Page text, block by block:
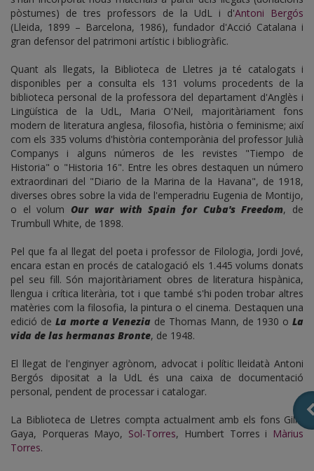
pòstumes) de tres professors de la UdL i d'Antoni Bergós
(Lleida, 1899 – Barcelona, 1986), fundador d'Acció Catalana i
gran defensor del patrimoni artístic i bibliogràfic.
Quant als llegats, la Biblioteca de Lletres ja té catalogats i
disponibles per a consulta els 131 volums procedents de la
biblioteca personal de la professora del departament d'Anglès i
Lingüística de la UdL, Maria O'Neil, majoritàriament fons
modern de literatura anglesa, filosofia, història o feminisme; així
com els 335 volums d'història contemporània del professor Julià
Companys i alguns números de les revistes "Tiempo de
Historia" o "Historia 16". Entre les obres destaquen un número
extraordinari del "Diario de la Marina de la Havana", de 1918,
diverses obres sobre la vida de l'emperadriu Eugenia de Montijo,
o el volum Our war with Spain for Cuba's Freedom, de
Trumbull White, de 1898.
Pel que fa al llegat del poeta i professor de Filologia, Jordi Jové,
encara estan en procés de catalogació els 1.445 volums donats
pel seu fill. Són majoritàriament obres de literatura hispànica,
llengua i crítica literària, tot i que també s'hi poden trobar altres
matèries com la filosofia, la pintura o el cinema. Destaquen una
edició de La morte a Venezia de Thomas Mann, de 1930 oLa
vida de las hermanas Bronte, de 1948.
El llegat de l'enginyer agrònom, advocat i polític lleidatà Antoni
Bergós dipositat a la UdL és una caixa de documentació
personal, pendent de processar i catalogar.
La Biblioteca de Lletres compta actualment amb els fons Gili i
Gaya, Porqueras Mayo, Sol-Torres, Humbert Torres i Màrius
Torres.